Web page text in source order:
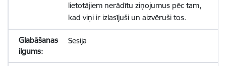
lietotājiem nerādītu ziņojumus pēc tam,
kad viņi ir izlasījuši un aizvēruši tos.
Sesija